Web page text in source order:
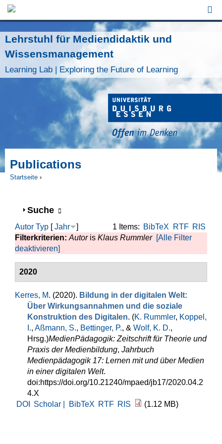
Jump to Navigation
Lehrstuhl für Mediendidaktik und
Wissensmanagement
Learning Lab | Exploring the Future of Learning
Publications
Startseite ›
Anzeigen
Suche
1 Items: BibTeX RTF RIS
Autor Typ [Jahr
]
Filterkriterien: Autoris Klaus Rummler [Alle Filter
deaktivieren]
2020
Kerres, M. (2020). Bildung in der digitalen Welt:
Über Wirkungsannahmen und die soziale
Konstruktion des Digitalen. (K. Rummler, Koppel,
I., Aßmann, S., Bettinger, P., & Wolf, K. D.,
Hrsg.)MedienPädagogik: Zeitschrift für Theorie und
Praxis der Medienbildung, Jahrbuch
Medienpädagogik 17: Lernen mit und über Medien
in einer digitalen Welt.
doi:https://doi.org/10.21240/mpaed/jb17/2020.04.2
4.X
DOI
Scholar | BibTeX RTF RIS (1.12 MB)